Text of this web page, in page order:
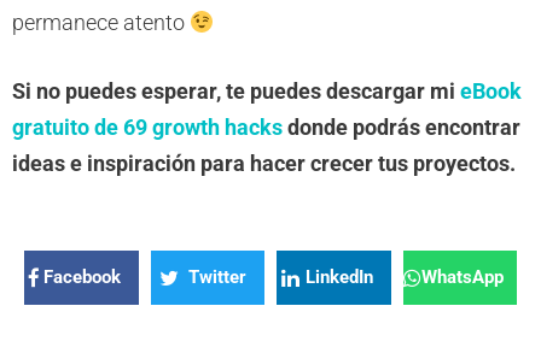
permanece atento
Si no puedes esperar, te puedes descargar mi eBook
gratuito de 69 growth hacksdonde podrás encontrar
ideas e inspiración para hacer crecer tus proyectos.
Facebook Twitter LinkedIn WhatsApp